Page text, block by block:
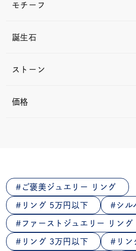
モチーフ
誕生石
ストーン
価格
ご褒美ジュエリー リング
リング 5万円以下 シル
ファーストジュエリー リング
リング 3万円以下 リ